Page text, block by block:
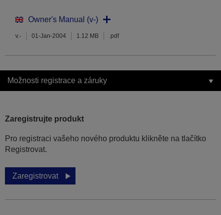
Owner's Manual (v-)
v.- 01-Jan-2004 1.12 MB .pdf
Možnosti registrace a záruky
Zaregistrujte produkt
Pro registraci vašeho nového produktu klikněte na tlačítko
Registrovat.
Zaregistrovat